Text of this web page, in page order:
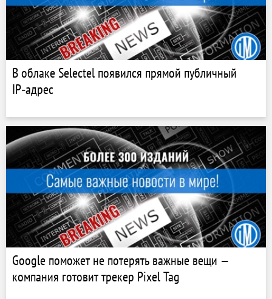
В облаке Selectel появился прямой публичный
IP‑адрес
Google поможет не потерять важные вещи —
компания готовит трекер Pixel Tag